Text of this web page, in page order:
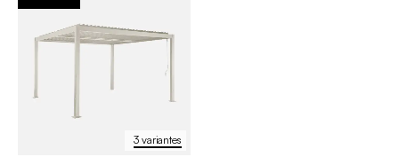
3 variantes